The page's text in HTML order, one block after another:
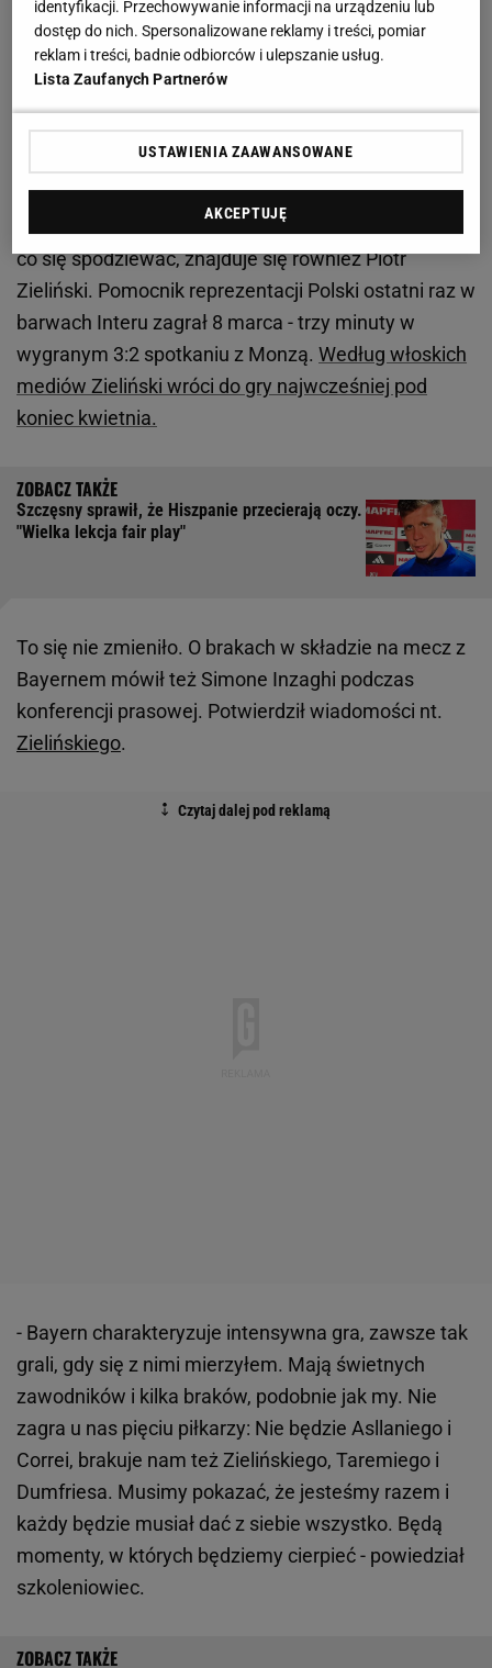
Zobacz wideo
Inzaghi zaczął wymieniać kontuzjowanych. Padło
nazwisko Zielińskiego
TrenerInteruma spore problemy z kontuzjami.
Wśród piłkarzy, których występu we wtorek nie ma
co się spodziewać, znajduje się również Piotr
Zieliński. Pomocnik reprezentacji Polski ostatni raz w
barwach Interu zagrał 8 marca - trzy minuty w
wygranym 3:2 spotkaniu z Monzą. Według włoskich
mediów Zieliński wróci do gry najwcześniej pod
koniec kwietnia.
Szczęsny sprawił, że Hiszpanie przecierają oczy.
"Wielka lekcja fair play"
To się nie zmieniło. O brakach w składzie na mecz z
Bayernem mówił też Simone Inzaghi podczas
konferencji prasowej. Potwierdził wiadomości nt.
Zielińskiego.
- Bayern charakteryzuje intensywna gra, zawsze tak
grali, gdy się z nimi mierzyłem. Mają świetnych
zawodników i kilka braków, podobnie jak my. Nie
zagra u nas pięciu piłkarzy: Nie będzie Asllaniego i
Correi, brakuje nam też Zielińskiego, Taremiego i
Dumfriesa. Musimy pokazać, że jesteśmy razem i
każdy będzie musiał dać z siebie wszystko. Będą
momenty, w których będziemy cierpieć - powiedział
szkoleniowiec.
identyfikacji. Przechowywanie informacji na urządzeniu lub
dostęp do nich. Spersonalizowane reklamy i treści, pomiar
reklam i treści, badnie odbiorców i ulepszanie usług.
Lista Zaufanych Partnerów
USTAWIENIA ZAAWANSOWANE
AKCEPTUJĘ